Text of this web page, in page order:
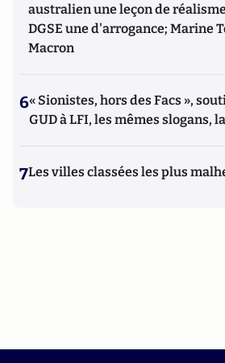
australien une leçon de
DGSE une d'arrogance; Marine
Macron
6« Sionistes, hors des Facs »,
GUD à LFI, les mêmes slogans,
7Les villes classées les plus